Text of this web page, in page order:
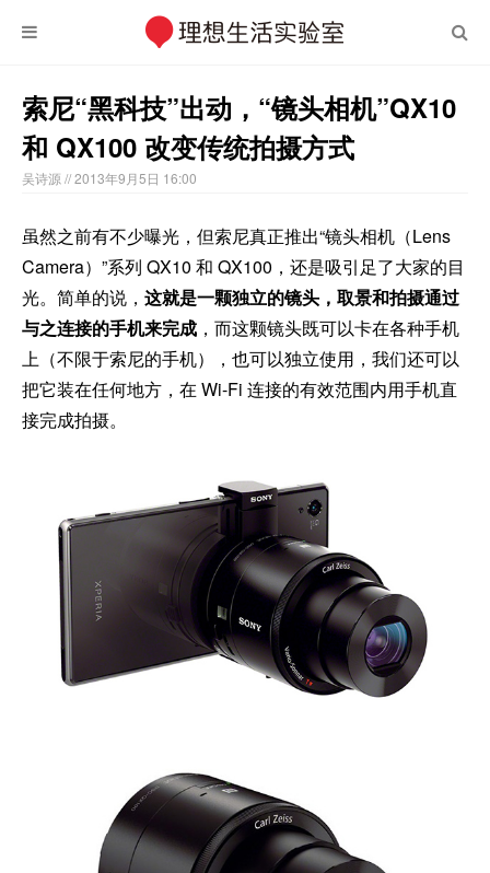
索尼“黑科技”出动，“镜头相机”QX10
和 QX100 改变传统拍摄方式
吴诗源 // 2013年9月5日 16:00
虽然之前有不少曝光，但索尼真正推出“镜头相机（Lens
Camera）”系列 QX10 和 QX100，还是吸引足了大家的目
光。简单的说， 这就是一颗独立的镜头，取景和拍摄通过
与之连接的手机来完成 ，而这颗镜头既可以卡在各种手机
上（不限于索尼的手机），也可以独立使用，我们还可以
把它装在任何地方，在 Wi-Fi 连接的有效范围内用手机直
接完成拍摄。